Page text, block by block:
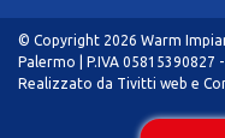
© Copyright 2026 Warm
Palermo | P.IVA 05815390827
Realizzato da Tivitti web e